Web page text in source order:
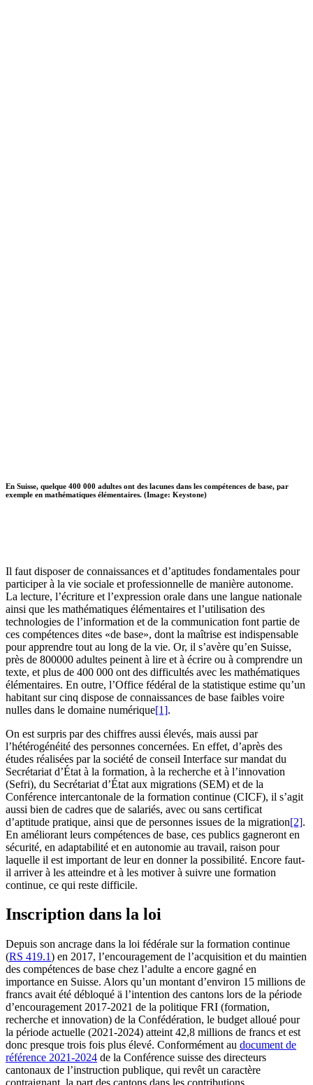
En Suisse, quelque 400 000 adultes ont des lacunes dans les compétences de base, par
exemple en mathématiques élémentaires. (Image: Keystone)
Il faut disposer de connaissances et d’aptitudes fondamentales pour
participer à la vie sociale et professionnelle de manière autonome.
La lecture, l’écriture et l’expression orale dans une langue nationale
ainsi que les mathématiques élémentaires et l’utilisation des
technologies de l’information et de la communication font partie de
ces compétences dites «de base», dont la maîtrise est indispensable
pour apprendre tout au long de la vie. Or, il s’avère qu’en Suisse,
près de 800000 adultes peinent à lire et à écrire ou à comprendre un
texte, et plus de 400 000 ont des difficultés avec les mathématiques
élémentaires. En outre, l’Office fédéral de la statistique estime qu’un
habitant sur cinq dispose de connaissances de base faibles voire
nulles dans le domaine numérique[1].
On est surpris par des chiffres aussi élevés, mais aussi par
l’hétérogénéité des personnes concernées. En effet, d’après des
études réalisées par la société de conseil Interface sur mandat du
Secrétariat d’État à la formation, à la recherche et à l’innovation
(Sefri), du Secrétariat d’État aux migrations (SEM) et de la
Conférence intercantonale de la formation continue (CICF), il s’agit
aussi bien de cadres que de salariés, avec ou sans certificat
d’aptitude pratique, ainsi que de personnes issues de la migration[2].
En améliorant leurs compétences de base, ces publics gagneront en
sécurité, en adaptabilité et en autonomie au travail, raison pour
laquelle il est important de leur en donner la possibilité. Encore faut-
il arriver à les atteindre et à les motiver à suivre une formation
continue, ce qui reste difficile.
Inscription dans la loi
Depuis son ancrage dans la loi fédérale sur la formation continue
(RS 419.1) en 2017, l’encouragement de l’acquisition et du maintien
des compétences de base chez l’adulte a encore gagné en
importance en Suisse. Alors qu’un montant d’environ 15 millions de
francs avait été débloqué ä l’intention des cantons lors de la période
d’encouragement 2017-2021 de la politique FRI (formation,
recherche et innovation) de la Confédération, le budget alloué pour
la période actuelle (2021-2024) atteint 42,8 millions de francs et est
donc presque trois fois plus élevé. Conformément au document de
référence 2021-2024 de la Conférence suisse des directeurs
cantonaux de l’instruction publique, qui revêt un caractère